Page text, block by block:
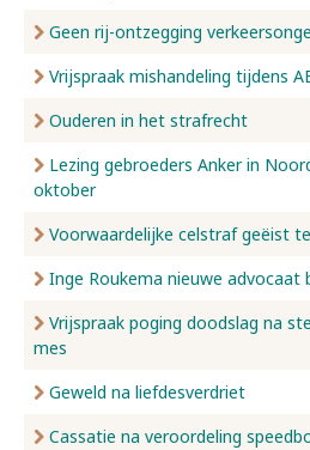
Geen rij-ontzegging
Vrijspraak mishandeling tijdens
Ouderen in het strafrecht
Lezing gebroeders Anker in
oktober
Voorwaardelijke celstraf geëist
Inge Roukema nieuwe advocaat
Vrijspraak poging doodslag na
mes
Geweld na liefdesverdriet
Cassatie na veroordeling